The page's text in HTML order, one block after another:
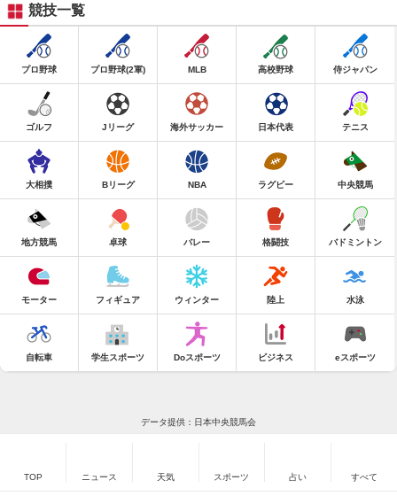
競技一覧
プロ野球 プロ野球(2軍) MLB 高校野球 侍ジャパン
ゴルフ Jリーグ 海外サッカー 日本代表 テニス
大相撲 Bリーグ NBA ラグビー 中央競馬
地方競馬 卓球 バレー 格闘技 バドミントン
モーター フィギュア ウィンター 陸上 水泳
自転車 学生スポーツ Doスポーツ ビジネス eスポーツ
データ提供：日本中央競馬会
TOP ニュース 天気 スポーツ 占い すべて